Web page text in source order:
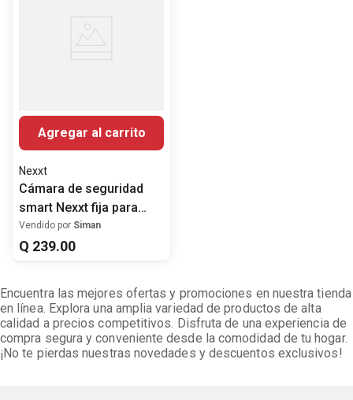
Agregar al carrito
Nexxt
Cámara de seguridad
smart Nexxt fija para
interior 2K
Vendido por Siman
Q 239.00
Encuentra las mejores ofertas y promociones en nuestra tienda
en línea. Explora una amplia variedad de productos de alta
calidad a precios competitivos. Disfruta de una experiencia de
compra segura y conveniente desde la comodidad de tu hogar.
¡No te pierdas nuestras novedades y descuentos exclusivos!